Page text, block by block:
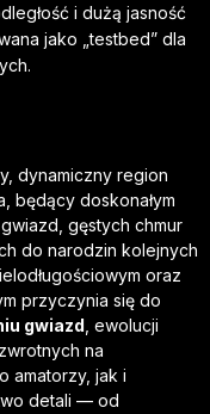
i dużą jasność
jako „testbed” dla
dynamiczny region
będący doskonałym
gwiazd, gęstych chmur
do narodzin kolejnych
oraz
przyczynia się do
gwiazd , ewolucji
na
amatorzy, jak i
detali — od